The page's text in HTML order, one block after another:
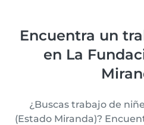
Encuentra un
en La
¿Buscas trabajo de
(Estado Miranda)?